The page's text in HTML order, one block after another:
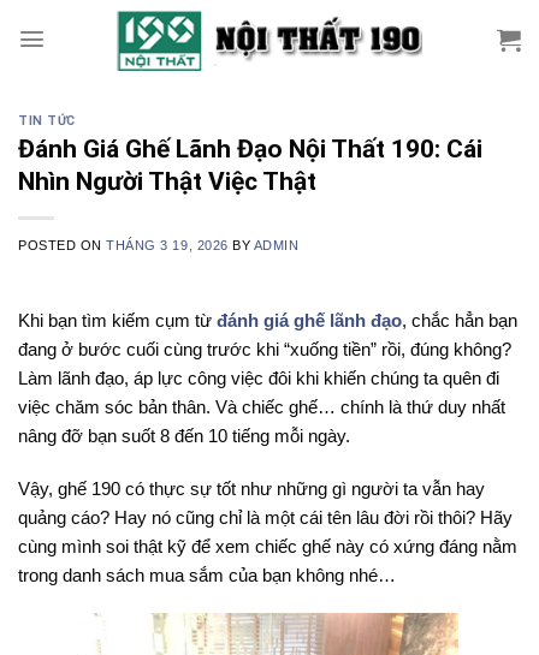
TIN TỨC
Đánh Giá Ghế Lãnh Đạo Nội Thất 190: Cái
Nhìn Người Thật Việc Thật
POSTED ONTHÁNG 3 19, 2026 BY ADMIN
Khi bạn tìm kiếm cụm từ đánh giá ghế lãnh đạo, chắc hẳn bạn
đang ở bước cuối cùng trước khi “xuống tiền” rồi, đúng không?
Làm lãnh đạo, áp lực công việc đôi khi khiến chúng ta quên đi
việc chăm sóc bản thân. Và chiếc ghế… chính là thứ duy nhất
nâng đỡ bạn suốt 8 đến 10 tiếng mỗi ngày.
Vậy, ghế 190 có thực sự tốt như những gì người ta vẫn hay
quảng cáo? Hay nó cũng chỉ là một cái tên lâu đời rồi thôi? Hãy
cùng mình soi thật kỹ để xem chiếc ghế này có xứng đáng nằm
trong danh sách mua sắm của bạn không nhé…